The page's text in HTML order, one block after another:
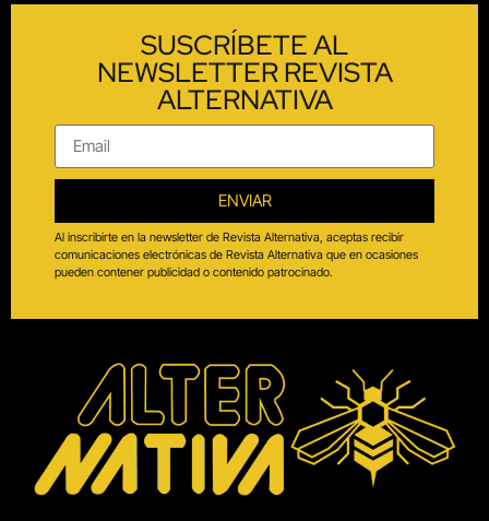
SUSCRÍBETE AL
NEWSLETTER REVISTA
ALTERNATIVA
ENVIAR
Al inscribirte en la newsletter de Revista Alternativa, aceptas recibir
comunicaciones electrónicas de Revista Alternativa que en ocasiones
pueden contener publicidad o contenido patrocinado.